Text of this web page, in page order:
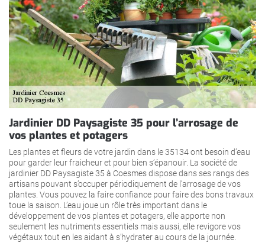
Jardinier DD Paysagiste 35 pour l’arrosage de
vos plantes et potagers
Les plantes et fleurs de votre jardin dans le 35134 ont besoin d’eau
pour garder leur fraicheur et pour bien s’épanouir. La société de
jardinier DD Paysagiste 35 à Coesmes dispose dans ses rangs des
artisans pouvant s’occuper périodiquement de l’arrosage de vos
plantes. Vous pouvez la faire confiance pour faire des bons travaux
toue la saison. L’eau joue un rôle très important dans le
développement de vos plantes et potagers, elle apporte non
seulement les nutriments essentiels mais aussi, elle revigore vos
végétaux tout en les aidant à s’hydrater au cours de la journée.